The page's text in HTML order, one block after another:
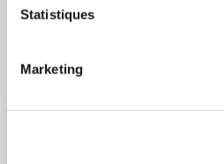
Statistiques
Marketing
Découvrir le programme